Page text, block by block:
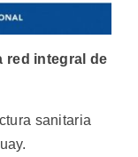
red integral de
sanitaria